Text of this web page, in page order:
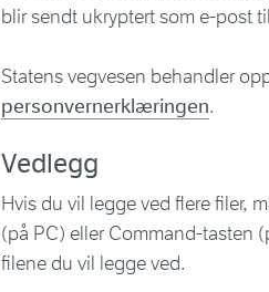
blir sendt ukryptert som e-post
Statens vegvesen behandler
personvernerklæringen.
Vedlegg
Hvis du vil legge ved flere filer,
(på PC) eller Command-tasten
filene du vil legge ved.